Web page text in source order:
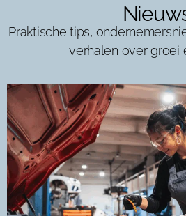
Praktische tips,
verhalen over groei